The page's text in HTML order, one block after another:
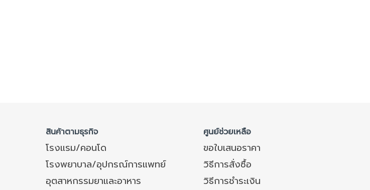
สินค้าตามธุรกิจ ศูนย์ช่วยเหลือ
โรงแรม/คอนโด
ขอใบเสนอราคา
โรงพยาบาล/อุปกรณ์การแพทย์
วิธีการสั่งซื้อ
อุตสาหกรรมยาและอาหาร
วิธีการชำระเงิน